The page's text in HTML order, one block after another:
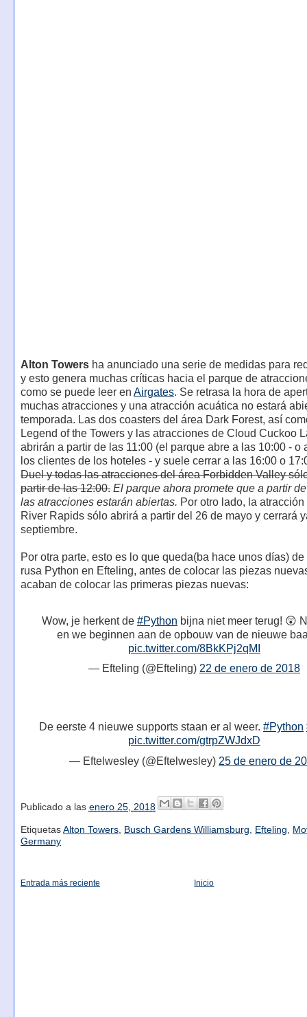
Alton Towersha anunciado una serie de medidas para
y esto genera muchas críticas hacia el parque de
como se puede leer en Airgates. Se retrasa la hora de
muchas atracciones y una atracción acuática no estará
temporada. Las dos coasters del área Dark Forest, así
Legend of the Towers y las atracciones de Cloud Cuckoo
abrirán a partir de las 11:00 (el parque abre a las 10:00 - o
los clientes de los hoteles - y suele cerrar a las 16:00 o
Duel y todas las atracciones del área Forbidden Valley
partir de las 12:00. El parque ahora promete que a partir
las atracciones estarán abiertas. Por otro lado, la
River Rapids sólo abrirá a partir del 26 de mayo y cerrará
septiembre.
Por otra parte, esto es lo que queda(ba hace unos días)
rusa Python en Efteling, antes de colocar las piezas
acaban de colocar las primeras piezas nuevas:
Wow, je herkent de #Python bijna niet meer terug! 😲
en we beginnen aan de opbouw van de nieuwe
pic.twitter.com/8BkKPj2qMI
— Efteling (@Efteling) 22 de enero de 2018
De eerste 4 nieuwe supports staan er al weer. #Python
pic.twitter.com/gtrpZWJdxD
— Eftelwesley (@Eftelwesley) 25 de enero de
Publicado a las enero 25, 2018
Etiquetas Alton Towers, Busch Gardens Williamsburg Efteling
Germany
Entrada más reciente Inicio